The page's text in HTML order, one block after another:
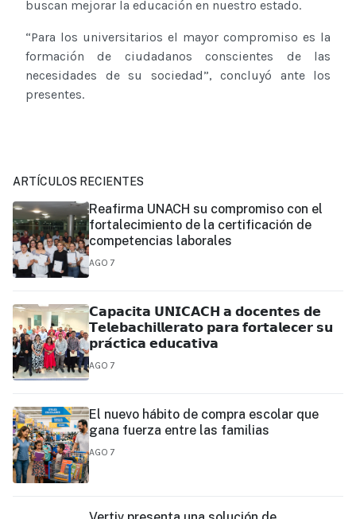
buscan mejorar la educación en nuestro estado.
“Para los universitarios el mayor compromiso es la
formación de ciudadanos conscientes de las
necesidades de su sociedad”, concluyó ante los
presentes.
ARTÍCULOS RECIENTES
Reafirma UNACH su compromiso con el
fortalecimiento de la certificación de
competencias laborales
AGO 7
𝗖𝗮𝗽𝗮𝗰𝗶𝘁𝗮 𝗨𝗡𝗜𝗖𝗔𝗖𝗛 𝗮 𝗱𝗼𝗰𝗲𝗻𝘁𝗲𝘀 𝗱𝗲
𝗧𝗲𝗹𝗲𝗯𝗮𝗰𝗵𝗶𝗹𝗹𝗲𝗿𝗮𝘁𝗼 𝗽𝗮𝗿𝗮 𝗳𝗼𝗿𝘁𝗮𝗹𝗲𝗰𝗲𝗿 𝘀𝘂
𝗽𝗿𝗮́𝗰𝘁𝗶𝗰𝗮 𝗲𝗱𝘂𝗰𝗮𝘁𝗶𝘃𝗮
AGO 7
El nuevo hábito de compra escolar que
gana fuerza entre las familias
AGO 7